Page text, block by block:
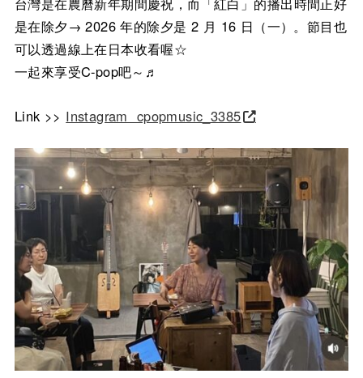
是在除夕→ 2026 年的除夕是 2 月 16 日（一）。節目也
可以透過線上在日本收看喔☆
一起來享受C-pop吧～♬
Link >> Instagram cpopmusic_3385